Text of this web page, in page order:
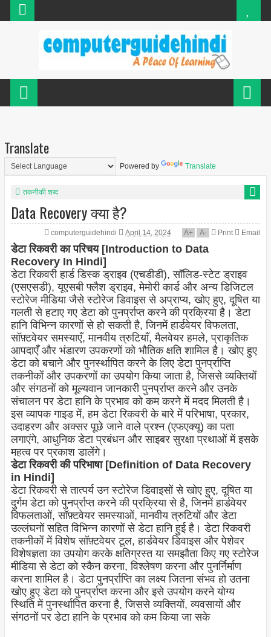
Translate
Powered by Translate
तकनीकी शब्द
Data Recovery क्या है?
computerguidehindi April 14, 2024 A+ A- Print Email
डेटा रिकवरी का परिचय [Introduction to Data
Recovery In Hindi]
डेटा रिकवरी हार्ड डिस्क ड्राइव (एचडीडी), सॉलिड-स्टेट ड्राइव
(एसएसडी), यूएसबी फ्लैश ड्राइव, मेमोरी कार्ड और अन्य डिजिटल
स्टोरेज मीडिया जैसे स्टोरेज डिवाइस से अप्राप्य, खोए हुए, दूषित या
गलती से हटाए गए डेटा को पुनर्प्राप्त करने की प्रक्रिया है। डेटा
हानि विभिन्न कारणों से हो सकती है, जिनमें हार्डवेयर विफलता,
सॉफ़्टवेयर समस्याएँ, मानवीय त्रुटियाँ, मैलवेयर हमले, प्राकृतिक
आपदाएँ और भंडारण उपकरणों को भौतिक क्षति शामिल है। खोए हुए
डेटा को बचाने और पुनर्स्थापित करने के लिए डेटा पुनर्प्राप्ति
तकनीकों और उपकरणों का उपयोग किया जाता है, जिससे व्यक्तियों
और संगठनों को मूल्यवान जानकारी पुनर्प्राप्त करने और उनके
संचालन पर डेटा हानि के प्रभाव को कम करने में मदद मिलती है।
इस व्यापक गाइड में, हम डेटा रिकवरी के बारे में परिभाषा, प्रकार,
उदाहरण और अक्सर पूछे जाने वाले प्रश्न (एफएक्यू) का पता
लगाएंगे, आधुनिक डेटा प्रबंधन और साइबर सुरक्षा प्रथाओं में इसके
महत्व पर प्रकाश डालेंगे।
डेटा रिकवरी की परिभाषा [Definition of Data Recovery
in Hindi]
डेटा रिकवरी से तात्पर्य उन स्टोरेज डिवाइसों से खोए हुए, दूषित या
दुर्गम डेटा को पुनर्प्राप्त करने की प्रक्रिया से है, जिनमें हार्डवेयर
विफलताओं, सॉफ़्टवेयर समस्याओं, मानवीय त्रुटियों और डेटा
उल्लंघनों सहित विभिन्न कारणों से डेटा हानि हुई है। डेटा रिकवरी
तकनीकों में विशेष सॉफ़्टवेयर टूल, हार्डवेयर डिवाइस और पेशेवर
विशेषज्ञता का उपयोग करके क्षतिग्रस्त या समझौता किए गए स्टोरेज
मीडिया से डेटा को स्कैन करना, विश्लेषण करना और पुनर्निर्माण
करना शामिल है। डेटा पुनर्प्राप्ति का लक्ष्य जितना संभव हो उतना
खोए हुए डेटा को पुनर्प्राप्त करना और इसे उपयोग करने योग्य
स्थिति में पुनर्स्थापित करना है, जिससे व्यक्तियों, व्यवसायों और
संगठनों पर डेटा हानि के प्रभाव को कम किया जा सके